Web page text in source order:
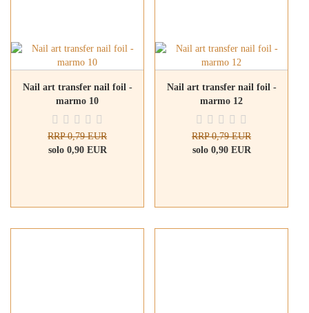
Nail art transfer nail foil -
marmo 10
RRP 0,79 EUR
solo 0,90 EUR
Nail art transfer nail foil -
marmo 12
RRP 0,79 EUR
solo 0,90 EUR